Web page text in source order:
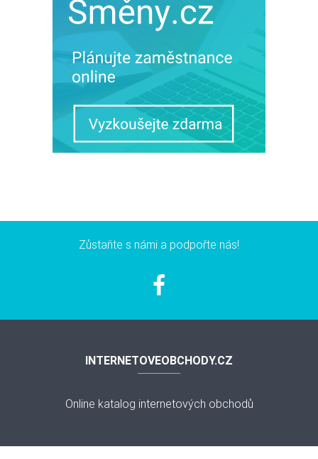
Zůstaňte s námi a podpořte nás!
INTERNETOVEOBCHODY.CZ
Online katalog internetových obchodů